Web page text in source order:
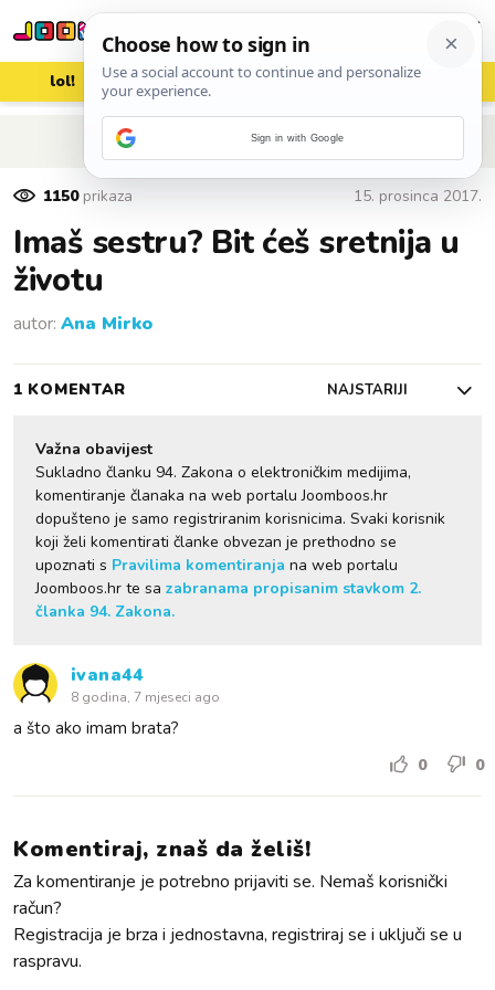
lol! aww vrh! woot?!
POVRATAK NA ČLANAK
1150prikaza 15. prosinca 2017.
Imaš sestru? Bit ćeš sretnija u
životu
autor: Ana Mirko
1 KOMENTAR NAJSTARIJI
Važna obavijest
Sukladno članku 94. Zakona o elektroničkim medijima,
komentiranje članaka na web portalu Joomboos.hr
dopušteno je samo registriranim korisnicima. Svaki korisnik
koji želi komentirati članke obvezan je prethodno se
upoznati s Pravilima komentiranja na web portalu
Joomboos.hr te sa zabranama propisanim stavkom 2.
članka 94. Zakona.
ivana44
8 godina, 7 mjeseci ago
a što ako imam brata?
0 0
Komentiraj, znaš da želiš!
Za komentiranje je potrebno prijaviti se. Nemaš korisnički
račun?
Registracija je brza i jednostavna, registriraj se i uključi se u
raspravu.
Sign in with Google